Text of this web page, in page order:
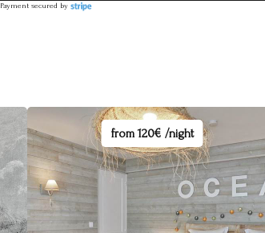
Payment secured by
from 120€ /night